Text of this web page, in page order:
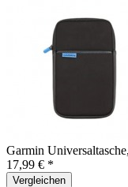
Garmin
17,99 € *
Vergleichen